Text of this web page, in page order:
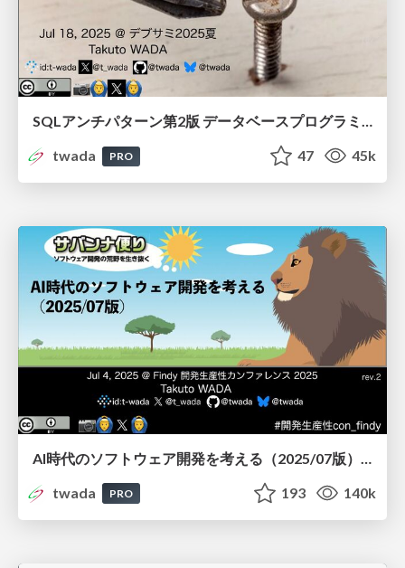
SQLアンチパターン第2版 データベースプログラミングで陥りがちな失敗とその対策 / Intro to SQL Antipatterns 2nd
twada
PRO 47 45k
twada
PRO 193 140k